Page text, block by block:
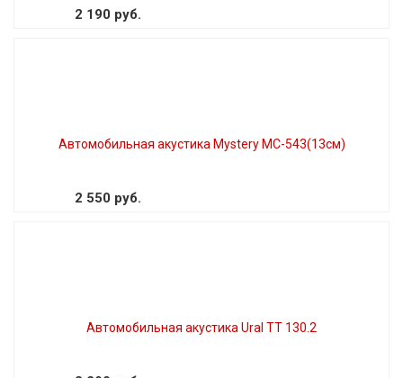
2 190 руб.
Автомобильная акустика Mystery MC-543(13см)
2 550 руб.
Автомобильная акустика Ural TT 130.2